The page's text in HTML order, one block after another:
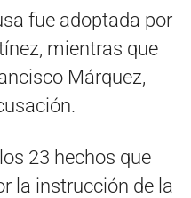
fue adoptada por
mientras que
Márquez,
23 hechos que
la instrucción de la